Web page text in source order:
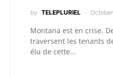
by TELEPLURIEL
Montana est en crise.
traversent les tenants
élu de cette…